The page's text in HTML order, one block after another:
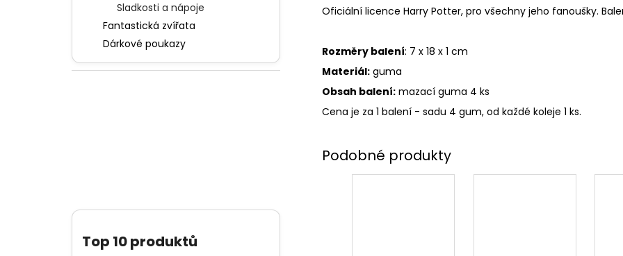
Sladkosti a nápoje
Fantastická zvířata
Dárkové poukazy
Top 10 produktů
Oficiální licence Harry Potter, pro všechny jeho fanoušky.
Rozměry balení: 7 x 18 x 1 cm
Materiál: guma
Obsah balení: mazací guma 4 ks
Cena je za 1 balení - sadu 4 gum, od každé koleje 1 ks.